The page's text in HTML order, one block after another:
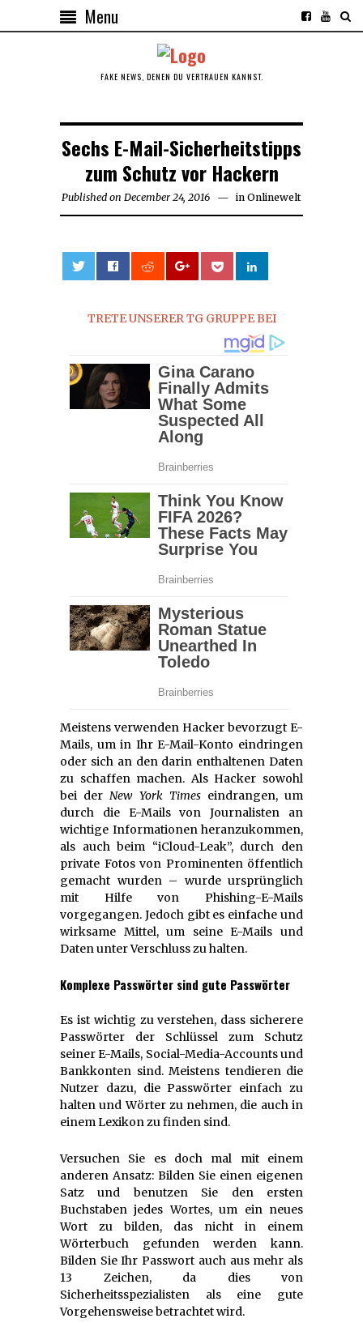
Menu
FAKE NEWS, DENEN DU VERTRAUEN KANNST.
Sechs E-Mail-Sicherheitstipps
zum Schutz vor Hackern
Published on December 24, 2016 in Onlinewelt
TRETE UNSERER TG GRUPPE BEI
Meistens verwenden Hacker bevorzugt E-
Mails, um in Ihr E-Mail-Konto eindringen
oder sich an den darin enthaltenen Daten
zu schaffen machen. Als Hacker sowohl
bei derNew York Times eindrangen, um
durch die E-Mails von Journalisten an
wichtige Informationen heranzukommen,
als auch beim “iCloud-Leak”, durch den
private Fotos von Prominenten öffentlich
gemacht wurden – wurde ursprünglich
mit Hilfe von Phishing-E-Mails
vorgegangen. Jedoch gibt es einfache und
wirksame Mittel, um seine E-Mails und
Daten unter Verschluss zu halten.
Komplexe Passwörter sind gute Passwörter
Es ist wichtig zu verstehen, dass sicherere
Passwörter der Schlüssel zum Schutz
seiner E-Mails, Social-Media-Accounts und
Bankkonten sind. Meistens tendieren die
Nutzer dazu, die Passwörter einfach zu
halten und Wörter zu nehmen, die auch in
einem Lexikon zu finden sind.
Versuchen Sie es doch mal mit einem
anderen Ansatz: Bilden Sie einen eigenen
Satz und benutzen Sie den ersten
Buchstaben jedes Wortes, um ein neues
Wort zu bilden, das nicht in einem
Wörterbuch gefunden werden kann.
Bilden Sie Ihr Passwort auch aus mehr als
13 Zeichen, da dies von
Sicherheitsspezialisten als eine gute
Vorgehensweise betrachtet wird.